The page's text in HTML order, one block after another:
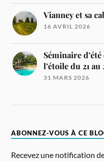
Vianney et sa
16 AVRIL 2026
Séminaire
l’étoile du 21 au
31 MARS 2026
ABONNEZ-VOUS À CE
Recevez une notification